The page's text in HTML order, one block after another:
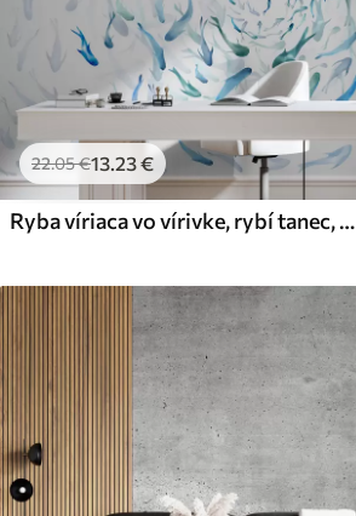
22.05€13 .23€
Ryba víriaca vo vírivke, rybí tanec, akvarel, žralok, abstraktná kompozícia, minimalizmus, modrá, zelená farba